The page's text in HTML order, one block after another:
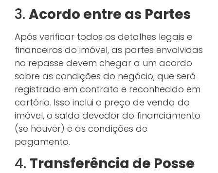
3. Acordo entre as Partes
Após verificar todos os detalhes legais e
financeiros do imóvel, as partes envolvidas
no repasse devem chegar a um acordo
sobre as condições do negócio, que será
registrado em contrato e reconhecido em
cartório. Isso inclui o preço de venda do
imóvel, o saldo devedor do financiamento
(se houver) e as condições de
pagamento.
4. Transferência de Posse